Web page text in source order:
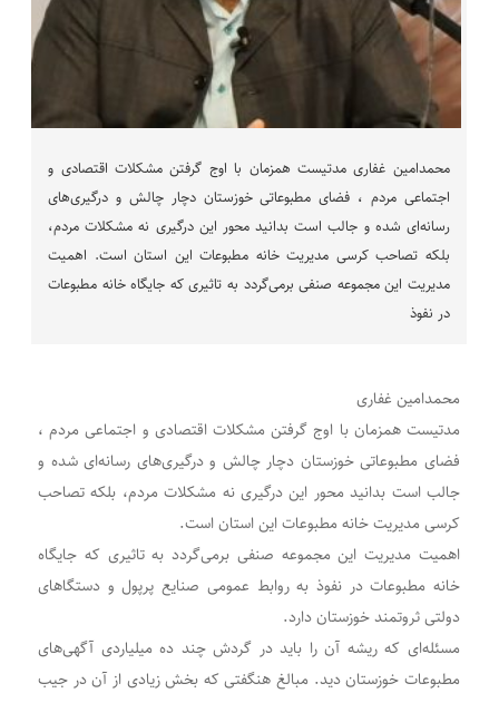
محمدامین غفاری مدتیست همزمان با اوج گرفتن مشکلات اقتصادی و
اجتماعی مردم ، فضای مطبوعاتی خوزستان دچار چالش و درگیری‌های
رسانه‌ای شده و جالب است بدانید محور این درگیری نه مشکلات مردم،
بلکه تصاحب کرسی مدیریت خانه مطبوعات این استان است. اهمیت
مدیریت این مجموعه صنفی برمی‌گردد به تاثیری که جایگاه خانه مطبوعات
در نفوذ
محمدامین غفاری
مدتیست همزمان با اوج گرفتن مشکلات اقتصادی و اجتماعی مردم ،
فضای مطبوعاتی خوزستان دچار چالش و درگیری‌های رسانه‌ای شده و
جالب است بدانید محور این درگیری نه مشکلات مردم، بلکه تصاحب
کرسی مدیریت خانه مطبوعات این استان است.
اهمیت مدیریت این مجموعه صنفی برمی‌گردد به تاثیری که جایگاه
خانه مطبوعات در نفوذ به روابط عمومی صنایع پرپول و دستگاهای
دولتی ثروتمند خوزستان دارد.
مسئله‌ای که ریشه آن را باید در گردش چند ده میلیاردی آگهی‌های
مطبوعات خوزستان دید. مبالغ هنگفتی که بخش زیادی از آن در جیب